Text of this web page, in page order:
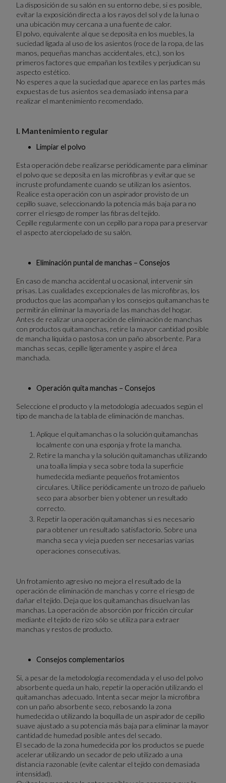
La disposición de su salón en su entorno debe, si es posible,
evitar la exposición directa a los rayos del sol y de la luna o
una ubicación muy cercana a una fuente de calor.
El polvo, equivalente al que se deposita en los muebles, la
suciedad ligada al uso de los asientos (roce de la ropa, de las
manos, pequeñas manchas accidentales, etc.), son los
primeros factores que empañan los textiles y perjudican su
aspecto estético.
No esperes a que la suciedad que aparece en las partes más
expuestas de tus asientos sea demasiado intensa para
realizar el mantenimiento recomendado.
I. Mantenimiento regular
Limpiar el polvo
Esta operación debe realizarse periódicamente para eliminar
el polvo que se deposita en las microfibras y evitar que se
incruste profundamente cuando se utilizan los asientos.
Realice esta operación con un aspirador provisto de un
cepillo suave, seleccionando la potencia más baja para no
correr el riesgo de romper las fibras del tejido.
Cepille regularmente con un cepillo para ropa para preservar
el aspecto aterciopelado de su salón.
Eliminación puntal de manchas – Consejos
En caso de mancha accidental u ocasional, intervenir sin
prisas. Las cualidades excepcionales de las microfibras, los
productos que las acompañan y los consejos quitamanchas te
permitirán eliminar la mayoría de las manchas del hogar.
Antes de realizar una operación de eliminación de manchas
con productos quitamanchas, retire la mayor cantidad posible
de mancha líquida o pastosa con un paño absorbente. Para
manchas secas, cepille ligeramente y aspire el área
manchada.
Operación quita manchas – Consejos
Seleccione el producto y la metodología adecuados según el
tipo de mancha de la tabla de eliminación de manchas.
Aplique el quitamanchas o la solución quitamanchas
localmente con una esponja y frote la mancha.
Retire la mancha y la solución quitamanchas utilizando
una toalla limpia y seca sobre toda la superficie
humedecida mediante pequeños frotamientos
circulares. Utilice periódicamente un trozo de pañuelo
seco para absorber bien y obtener un resultado
correcto.
Repetir la operación quitamanchas si es necesario
para obtener un resultado satisfactorio. Sobre una
mancha seca y vieja pueden ser necesarias varias
operaciones consecutivas.
Un frotamiento agresivo no mejora el resultado de la
operación de eliminación de manchas y corre el riesgo de
dañar el tejido. Deja que los quitamanchas disuelvan las
manchas. La operación de absorción por fricción circular
mediante el tejido de rizo sólo se utiliza para extraer
manchas y restos de producto.
Consejos complementarios
Si, a pesar de la metodología recomendada y el uso del polvo
absorbente queda un halo, repetir la operación utilizando el
quitamanchas adecuado. Intenta secar mejor la microfibra
con un paño absorbente seco, rebosando la zona
humedecida o utilizando la boquilla de un aspirador de cepillo
suave ajustado a su potencia más baja para eliminar la mayor
cantidad de humedad posible antes del secado.
El secado de la zona humedecida por los productos se puede
acelerar utilizando un secador de pelo utilizado a una
distancia razonable (evite calentar el tejido con demasiada
intensidad).